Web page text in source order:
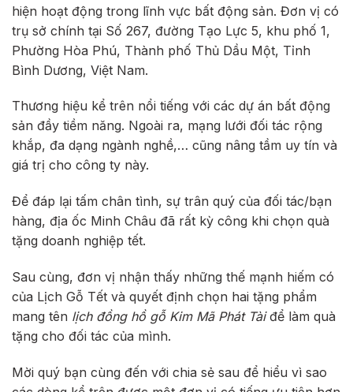
hiện hoạt động trong lĩnh vực bất động sản. Đơn vị có
trụ sở chính tại Số 267, đường Tạo Lực 5, khu phố 1,
Phường Hòa Phú, Thành phố Thủ Dầu Một, Tỉnh
Bình Dương, Việt Nam.
Thương hiệu kể trên nổi tiếng với các dự án bất động
sản đầy tiềm năng. Ngoài ra, mạng lưới đối tác rộng
khắp, đa dạng ngành nghề,… cũng nâng tầm uy tín và
giá trị cho công ty này.
Để đáp lại tấm chân tình, sự trân quý của đối tác/bạn
hàng, địa ốc Minh Châu đã rất kỳ công khi chọn quà
tặng doanh nghiệp tết.
Sau cùng, đơn vị nhận thấy những thế mạnh hiếm có
của Lịch Gỗ Tết và quyết định chọn hai tặng phẩm
mang tên lịch đồng hồ gỗ Kim Mã Phát Tàiđể làm quà
tặng cho đối tác của mình.
Mời quý bạn cùng đến với chia sẻ sau để hiểu vì sao